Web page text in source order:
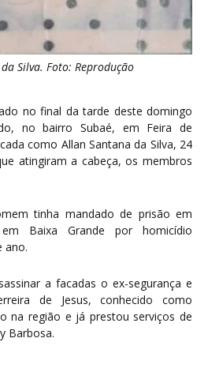
Silva. Foto: Reprodução
no final da tarde deste domingo
no bairro Subaé, em Feira de
como Allan Santana da Silva, 24
atingiram a cabeça, os membros
tinha mandado de prisão em
Baixa Grande por homicídio
ano.
a facadas o ex-segurança e
de Jesus, conhecido como
na região e já prestou serviços de
Barbosa.